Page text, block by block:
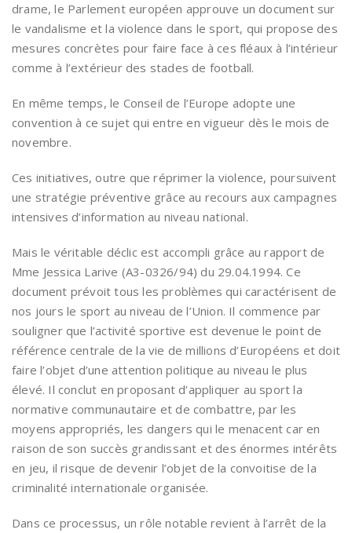
drame, le Parlement européen approuve un document sur
le vandalisme et la violence dans le sport, qui propose des
mesures concrètes pour faire face à ces fléaux à l’intérieur
comme à l’extérieur des stades de football.
En même temps, le Conseil de l’Europe adopte une
convention à ce sujet qui entre en vigueur dès le mois de
novembre.
Ces initiatives, outre que réprimer la violence, poursuivent
une stratégie préventive grâce au recours aux campagnes
intensives d’information au niveau national.
Mais le véritable déclic est accompli grâce au rapport de
Mme Jessica Larive (A3-0326/94) du 29.04.1994. Ce
document prévoit tous les problèmes qui caractérisent de
nos jours le sport au niveau de l’Union. Il commence par
souligner que l’activité sportive est devenue le point de
référence centrale de la vie de millions d’Européens et doit
faire l’objet d’une attention politique au niveau le plus
élevé. Il conclut en proposant d’appliquer au sport la
normative communautaire et de combattre, par les
moyens appropriés, les dangers qui le menacent car en
raison de son succès grandissant et des énormes intérêts
en jeu, il risque de devenir l’objet de la convoitise de la
criminalité internationale organisée.
Dans ce processus, un rôle notable revient à l’arrêt de la